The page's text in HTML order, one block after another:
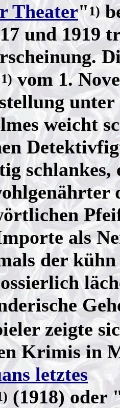
Theater"1)
und 1919
1)vom 1.
weicht
schlankes,
als
der
zeigte
Krimis in
letztes
(1918) oder